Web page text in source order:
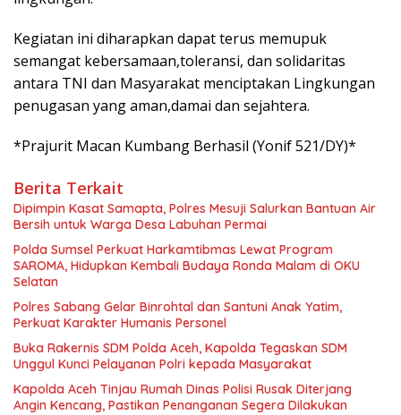
Kegiatan ini diharapkan dapat terus memupuk
semangat kebersamaan,toleransi, dan solidaritas
antara TNI dan Masyarakat menciptakan Lingkungan
penugasan yang aman,damai dan sejahtera.
*Prajurit Macan Kumbang Berhasil (Yonif 521/DY)*
Berita Terkait
Dipimpin Kasat Samapta, Polres Mesuji Salurkan Bantuan Air
Bersih untuk Warga Desa Labuhan Permai
Polda Sumsel Perkuat Harkamtibmas Lewat Program
SAROMA, Hidupkan Kembali Budaya Ronda Malam di OKU
Selatan
Polres Sabang Gelar Binrohtal dan Santuni Anak Yatim,
Perkuat Karakter Humanis Personel
Buka Rakernis SDM Polda Aceh, Kapolda Tegaskan SDM
Unggul Kunci Pelayanan Polri kepada Masyarakat
Kapolda Aceh Tinjau Rumah Dinas Polisi Rusak Diterjang
Angin Kencang, Pastikan Penanganan Segera Dilakukan